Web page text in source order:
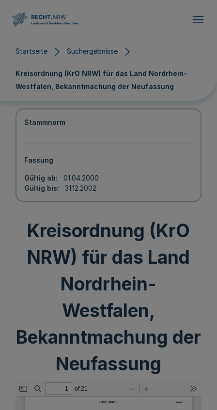
Startseite Suchergebnisse
Kreisordnung (KrO NRW) für das Land Nordrhein-
Westfalen, Bekanntmachung der Neufassung
Stammnorm
Fassung
Gültig ab
01.04.2000
Gültig bis
31.12.2002
Kreisordnung (KrO
NRW) für das Land
Nordrhein-
Westfalen,
Bekanntmachung der
Neufassung